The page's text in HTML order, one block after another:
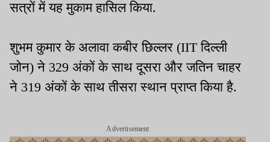
सत्रों में यह मुकाम हासिल किया.
शुभम कुमार के अलावा कबीर छिल्लर (IIT दिल्ली
जोन) ने 329 अंकों के साथ दूसरा और जतिन चाहर
ने 319 अंकों के साथ तीसरा स्थान प्राप्त किया है.
Advertisement